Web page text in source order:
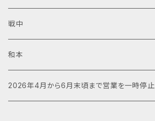
戦中
和本
2026年4月から6月末頃まで営業を一時停止